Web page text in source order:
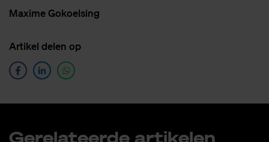
Maxi­me Gokoelsing
Ar­ti­kel de­len op
Ge­re­la­teer­de ar­ti­ke­len